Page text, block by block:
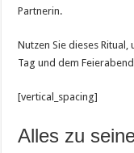
Partnerin.
Nutzen Sie dieses
Tag und dem
[vertical_spacing]
Alles zu